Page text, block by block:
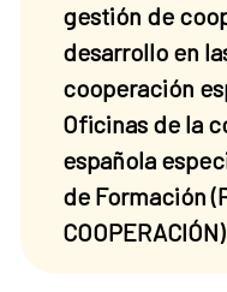
gestión de
desarrollo en
cooperación
Oficinas de la
española
de Formación
COOPERACIÓN)